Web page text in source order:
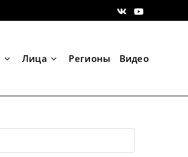
Лица Регионы Видео